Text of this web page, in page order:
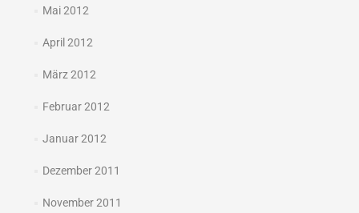
Mai 2012
April 2012
März 2012
Februar 2012
Januar 2012
Dezember 2011
November 2011